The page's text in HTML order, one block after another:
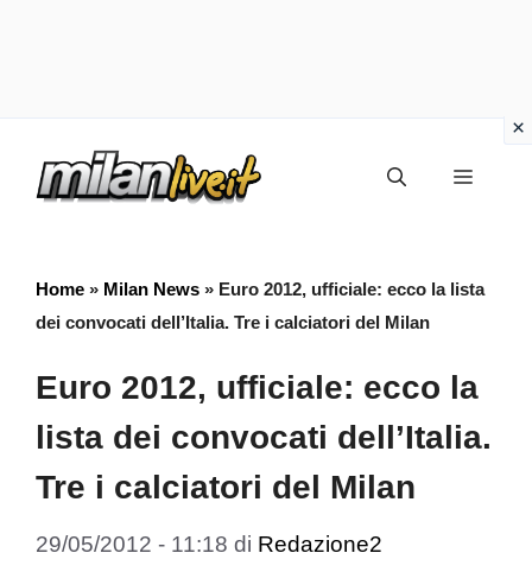
Menu
Home » Milan News » Euro 2012, ufficiale: ecco la lista
dei convocati dell’Italia. Tre i calciatori del Milan
Euro 2012, ufficiale: ecco la
lista dei convocati dell’Italia.
Tre i calciatori del Milan
29/05/2012 - 11:18 di Redazione2